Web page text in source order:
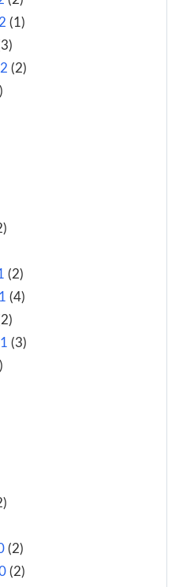
(1)
(2)
(2)
(4)
(3)
(2)
(2)